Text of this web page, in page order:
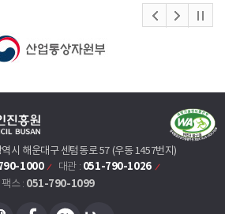
시 해운대구 센텀동로 57 (우동 1457번지)
1000 대관 : 051-790-1026
팩스 : 051-790-1099